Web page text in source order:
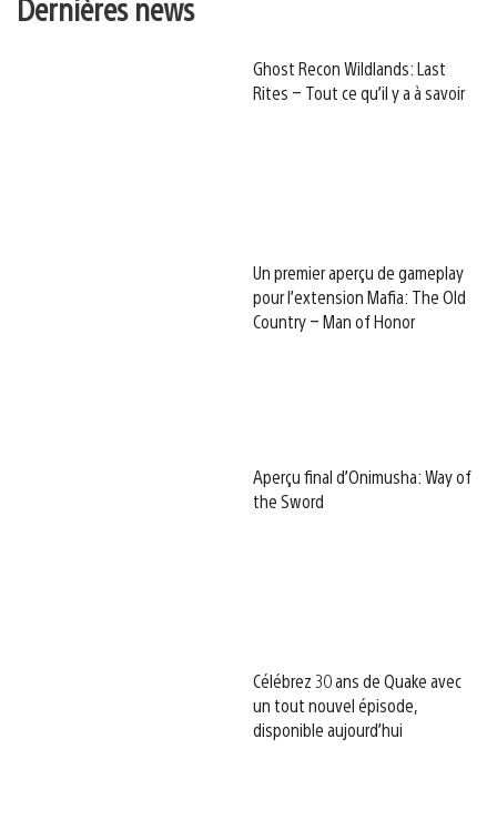
Dernières news
Ghost Recon Wildlands: Last
Rites – Tout ce qu’il y a à savoir
Un premier aperçu de gameplay
pour l’extension Mafia: The Old
Country – Man of Honor
Aperçu final d’Onimusha: Way of
the Sword
Célébrez 30 ans de Quake avec
un tout nouvel épisode,
disponible aujourd’hui